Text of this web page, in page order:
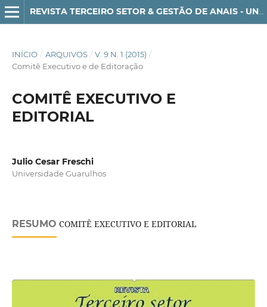
REVISTA TERCEIRO SETOR & GESTÃO DE ANAIS - UNG-SER - ISSN 1982-3290
INÍCIO / ARQUIVOS / V. 9 N. 1 (2015) /
Comitê Executivo e de Editoração
COMITÊ EXECUTIVO E
EDITORIAL
Julio Cesar Freschi
Universidade Guarulhos
RESUMO COMITÊ EXECUTIVO E EDITORIAL